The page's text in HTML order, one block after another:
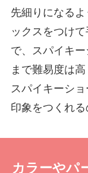
先細りになる
ックスをつけ
で、スパイキ
まで難易度は高
スパイキーシ
印象をつくれる
カラーやパ